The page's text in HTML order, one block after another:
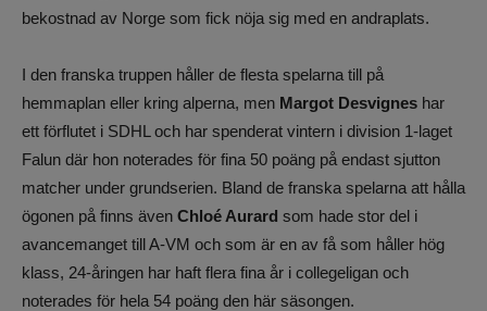
bekostnad av Norge som fick nöja sig med en andraplats.
I den franska truppen håller de flesta spelarna till på
hemmaplan eller kring alperna, men Margot Desvignes har
ett förflutet i SDHL och har spenderat vintern i division 1-laget
Falun där hon noterades för fina 50 poäng på endast sjutton
matcher under grundserien. Bland de franska spelarna att hålla
ögonen på finns även Chloé Aurard som hade stor del i
avancemanget till A-VM och som är en av få som håller hög
klass, 24-åringen har haft flera fina år i collegeligan och
noterades för hela 54 poäng den här säsongen.